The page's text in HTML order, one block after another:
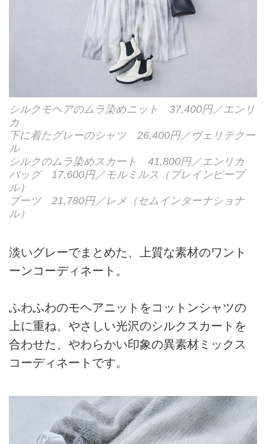
シルクモヘアのムラ染めニット 37,400円／エンリ
カ
下に着たグレーのシャツ 26,400円／ヴェリテクー
ル
シルクのムラ染めスカート 41,800円／エンリカ
バッグ 17,600円／モルミルス（プレインピープ
ル）
ブーツ 21,780円／レメ（セムインターナショナ
ル）
淡いグレーでまとめた、上質な素材のワント
ーンコーディネート。
ふわふわのモヘアニットをコットンシャツの
上に重ね、やさしい光沢のシルクスカートを
合わせた、やわらかい印象の異素材ミックス
コーディネートです。